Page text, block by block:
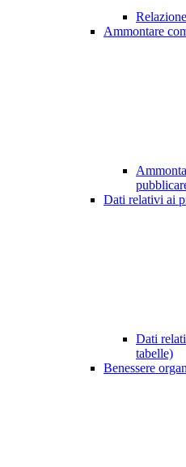
Ammontare
Dati relativi ai
Dati
tabelle)
Benessere